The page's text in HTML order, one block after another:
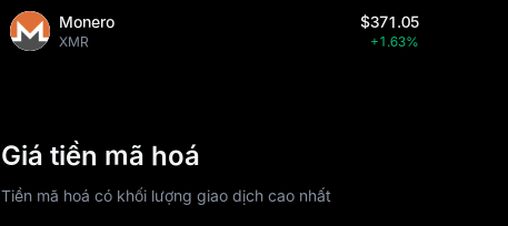
Monero
XMR
$371.05
+1.63%
Giá tiền mã hoá
Tiền mã hoá có khối lượng giao dịch cao nhất